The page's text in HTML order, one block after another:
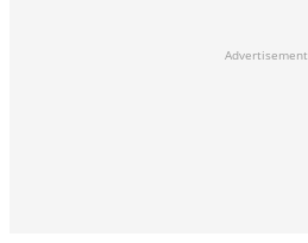
Advertisement